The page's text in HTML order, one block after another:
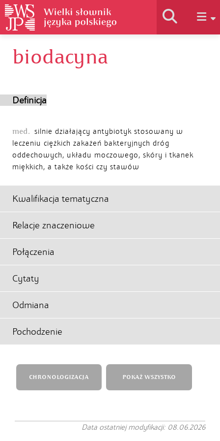
Historia słownika
Autorzy
biodacyna
Definicja
med. silnie działający antybiotyk stosowany w
leczeniu ciężkich zakażeń bakteryjnych dróg
oddechowych, układu moczowego, skóry i tkanek
miękkich, a także kości czy stawów
Kwalifikacja tematyczna
Relacje znaczeniowe
Połączenia
Cytaty
Odmiana
Pochodzenie
CHRONOLOGIZACJA POKAŻ WSZYSTKO
Data ostatniej modyfikacji: 08.06.2026